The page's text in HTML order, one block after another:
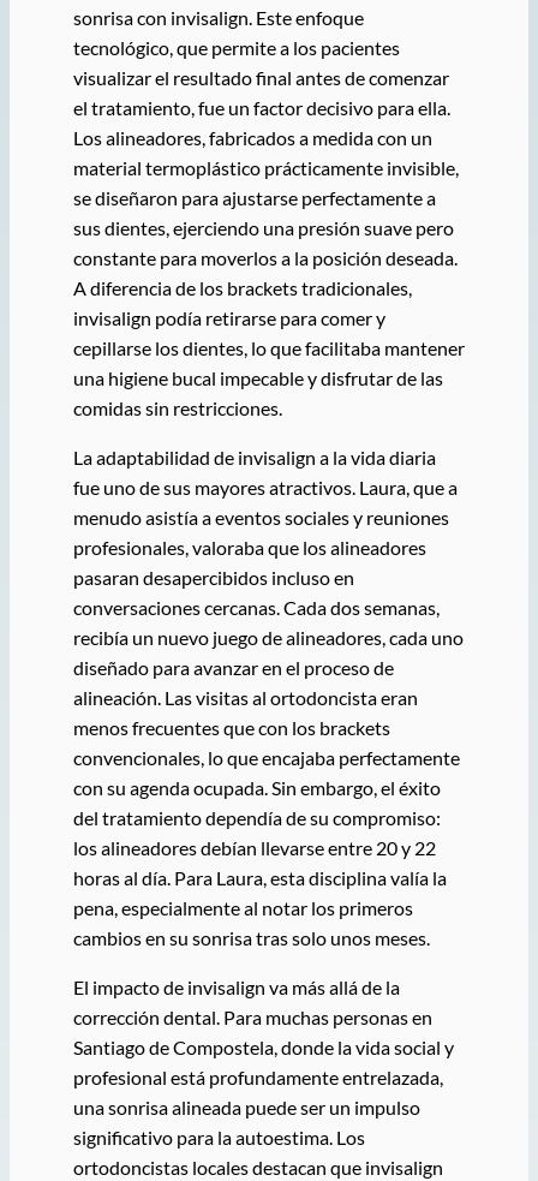
sonrisa con invisalign. Este enfoque
tecnológico, que permite a los pacientes
visualizar el resultado final antes de comenzar
el tratamiento, fue un factor decisivo para ella.
Los alineadores, fabricados a medida con un
material termoplástico prácticamente invisible,
se diseñaron para ajustarse perfectamente a
sus dientes, ejerciendo una presión suave pero
constante para moverlos a la posición deseada.
A diferencia de los brackets tradicionales,
invisalign podía retirarse para comer y
cepillarse los dientes, lo que facilitaba mantener
una higiene bucal impecable y disfrutar de las
comidas sin restricciones.
La adaptabilidad de invisalign a la vida diaria
fue uno de sus mayores atractivos. Laura, que a
menudo asistía a eventos sociales y reuniones
profesionales, valoraba que los alineadores
pasaran desapercibidos incluso en
conversaciones cercanas. Cada dos semanas,
recibía un nuevo juego de alineadores, cada uno
diseñado para avanzar en el proceso de
alineación. Las visitas al ortodoncista eran
menos frecuentes que con los brackets
convencionales, lo que encajaba perfectamente
con su agenda ocupada. Sin embargo, el éxito
del tratamiento dependía de su compromiso:
los alineadores debían llevarse entre 20 y 22
horas al día. Para Laura, esta disciplina valía la
pena, especialmente al notar los primeros
cambios en su sonrisa tras solo unos meses.
El impacto de invisalign va más allá de la
corrección dental. Para muchas personas en
Santiago de Compostela, donde la vida social y
profesional está profundamente entrelazada,
una sonrisa alineada puede ser un impulso
significativo para la autoestima. Los
ortodoncistas locales destacan que invisalign